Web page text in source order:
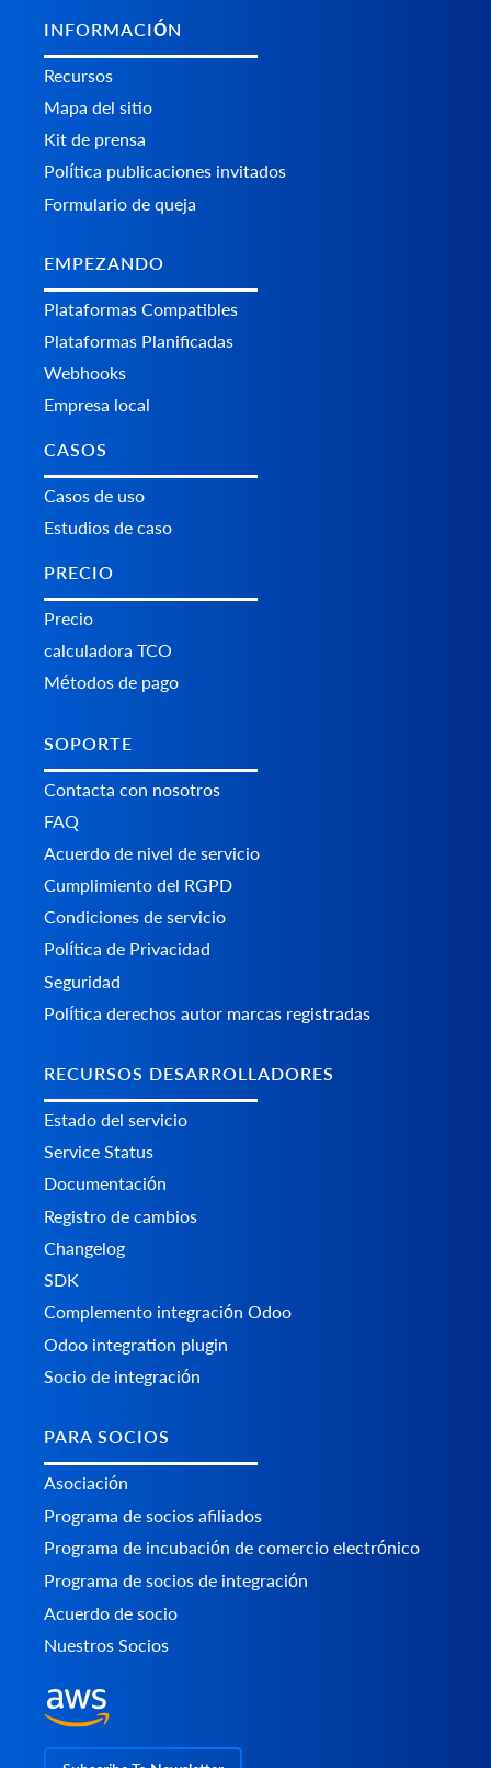
INFORMACIÓN
Recursos
Mapa del sitio
Kit de prensa
Política publicaciones invitados
Formulario de queja
EMPEZANDO
Plataformas Сompatibles
Plataformas Planificadas
Webhooks
Empresa local
CASOS
Casos de uso
Estudios de caso
PRECIO
Precio
calculadora TCO
Métodos de pago
SOPORTE
Contacta con nosotros
FAQ
Acuerdo de nivel de servicio
Cumplimiento del RGPD
Condiciones de servicio
Política de Privacidad
Seguridad
Política derechos autor marcas registradas
RECURSOS DESARROLLADORES
Estado del servicio
Service Status
Documentación
Registro de cambios
Changelog
SDK
Complemento integración Odoo
Odoo integration plugin
Socio de integración
PARA SOCIOS
Asociación
Programa de socios afiliados
Programa de incubación de comercio electrónico
Programa de socios de integración
Acuerdo de socio
Nuestros Socios